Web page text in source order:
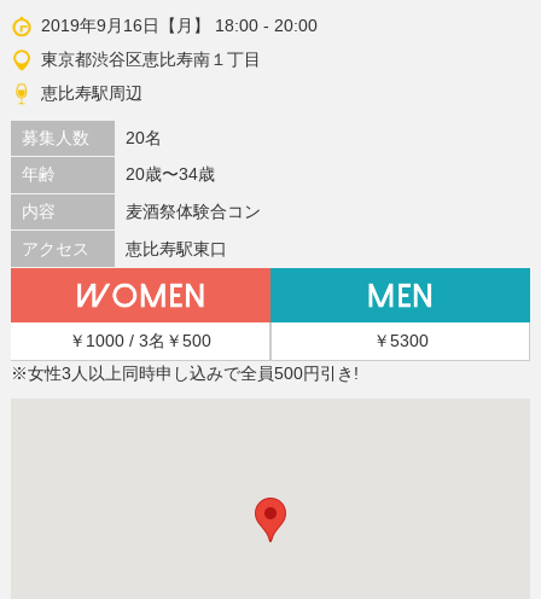
2019年9月16日【月】 18:00 - 20:00
東京都渋谷区恵比寿南１丁目
恵比寿駅周辺
募集人数
20名
年齢
20歳〜34歳
内容
麦酒祭体験合コン
アクセス
恵比寿駅東口
￥1000 / 3名￥500
￥5300
※女性3人以上同時申し込みで全員500円引き!